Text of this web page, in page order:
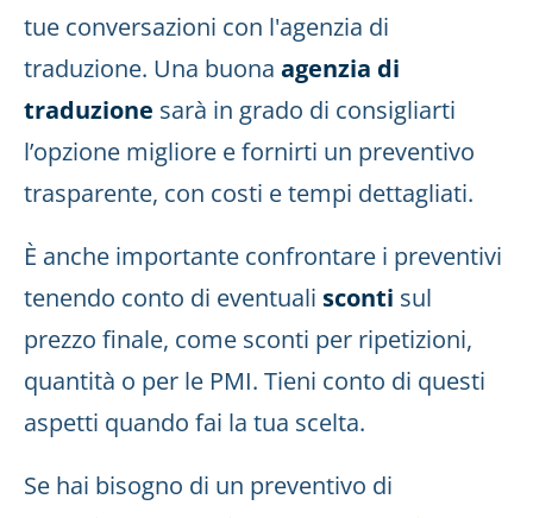
tue conversazioni con l'agenzia di
traduzione. Una buona agenzia di
traduzione sarà in grado di consigliarti
l’opzione migliore e fornirti un preventivo
trasparente, con costi e tempi dettagliati.
È anche importante confrontare i preventivi
tenendo conto di eventuali sconti sul
prezzo finale, come sconti per ripetizioni,
quantità o per le PMI. Tieni conto di questi
aspetti quando fai la tua scelta.
Se hai bisogno di un preventivo di